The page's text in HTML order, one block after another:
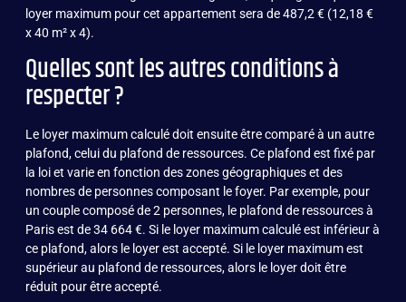
loyer maximum pour cet appartement sera de 487,2 € (12,18 €
x 40 m² x 4).
Quelles sont les autres conditions à
respecter ?
Le loyer maximum calculé doit ensuite être comparé à un autre
plafond, celui du plafond de ressources. Ce plafond est fixé par
la loi et varie en fonction des zones géographiques et des
nombres de personnes composant le foyer. Par exemple, pour
un couple composé de 2 personnes, le plafond de ressources à
Paris est de 34 664 €. Si le loyer maximum calculé est inférieur à
ce plafond, alors le loyer est accepté. Si le loyer maximum est
supérieur au plafond de ressources, alors le loyer doit être
réduit pour être accepté.